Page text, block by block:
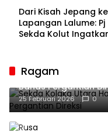
Dari Kisah Jepang ke
Lapangan Lalume: Pj
Sekda Kolut
Ragam
Sekda Kolaka Utara
Bahas Pergantian
25 Februari 2026 0